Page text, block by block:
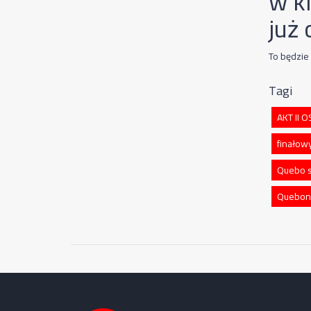
już
To
Tagi
AKT II
Quebo